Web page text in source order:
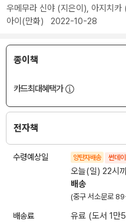
우메무라 신야 (지은이), 아지치카
아이(만화) 2022-10-28
종이책
카드최대혜택가
전자책
수령예상일 양탄자배송 썬데
오늘(일) 22시
배송
(중구 서소문로
배송료 유료 (도서 1만